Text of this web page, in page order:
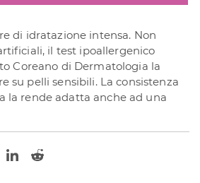
di idratazione intensa. Non
il test ipoallergenico
Coreano di Dermatologia la
su pelli sensibili. La consistenza
la rende adatta anche ad una